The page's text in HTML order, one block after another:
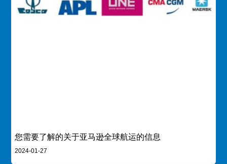
您需要了解的关于亚马逊全球航运的信息
2024-01-27